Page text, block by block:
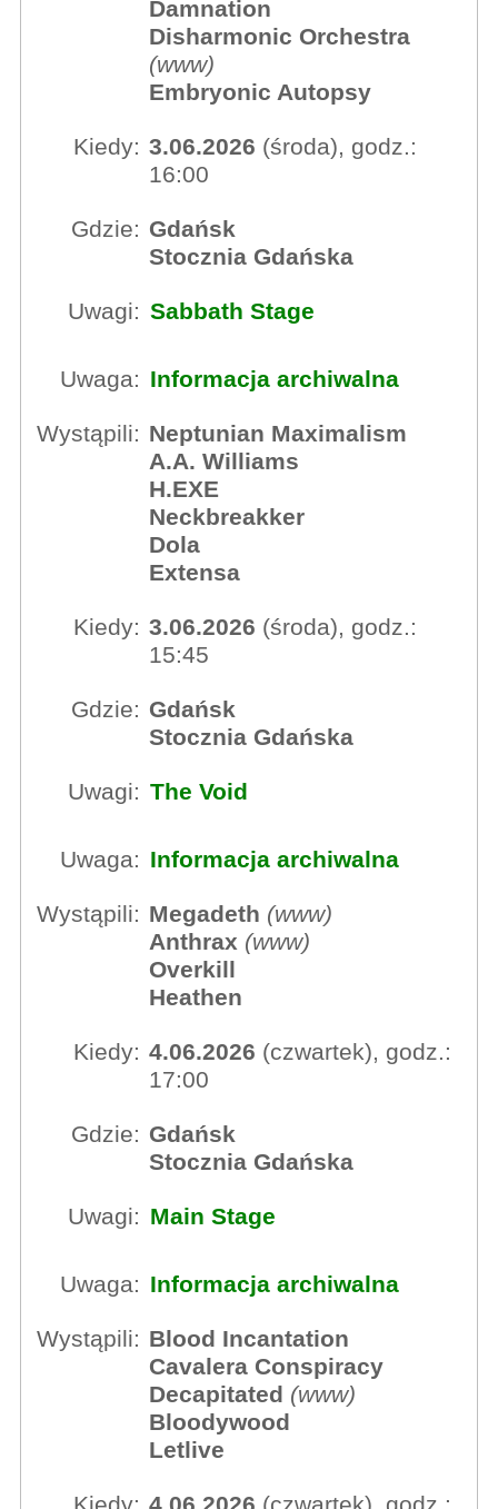
Damnation
Disharmonic Orchestra
(www)
Embryonic Autopsy
Kiedy: 3.06.2026 (środa), godz.:
16:00
Gdzie: Gdańsk
Stocznia Gdańska
Uwagi: Sabbath Stage
Uwaga: Informacja archiwalna
Wystąpili: Neptunian Maximalism
A.A. Williams
H.EXE
Neckbreakker
Dola
Extensa
Kiedy: 3.06.2026 (środa), godz.:
15:45
Gdzie: Gdańsk
Stocznia Gdańska
Uwagi: The Void
Uwaga: Informacja archiwalna
Wystąpili: Megadeth (www)
Anthrax (www)
Overkill
Heathen
Kiedy: 4.06.2026 (czwartek), godz.:
17:00
Gdzie: Gdańsk
Stocznia Gdańska
Uwagi: Main Stage
Uwaga: Informacja archiwalna
Wystąpili: Blood Incantation
Cavalera Conspiracy
Decapitated (www)
Bloodywood
Letlive